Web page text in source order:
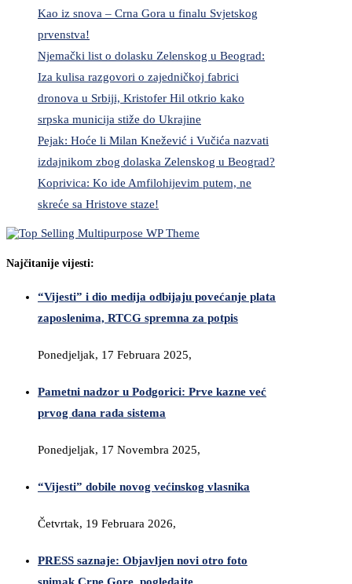
Kao iz snova – Crna Gora u finalu Svjetskog
prvenstva!
Njemački list o dolasku Zelenskog u Beograd:
Iza kulisa razgovori o zajedničkoj fabrici
dronova u Srbiji, Kristofer Hil otkrio kako
srpska municija stiže do Ukrajine
Pejak: Hoće li Milan Knežević i Vučića nazvati
izdajnikom zbog dolaska Zelenskog u Beograd?
Koprivica: Ko ide Amfilohijevim putem, ne
skreće sa Hristove staze!
Najčitanije vijesti:
“Vijesti” i dio medija odbijaju povećanje plata
zaposlenima, RTCG spremna za potpis
Ponedjeljak, 17 Februara 2025,
Pametni nadzor u Podgorici: Prve kazne već
prvog dana rada sistema
Ponedjeljak, 17 Novembra 2025,
“Vijesti” dobile novog većinskog vlasnika
Četvrtak, 19 Februara 2026,
PRESS saznaje: Objavljen novi otro foto
snimak Crne Gore, pogledajte